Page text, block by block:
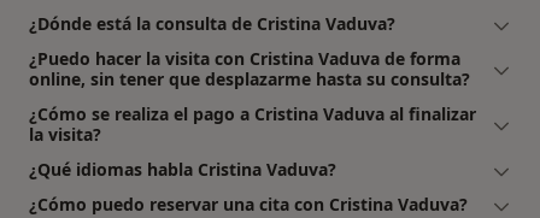
¿Dónde está la consulta de Cristina Vaduva?
¿Puedo hacer la visita con Cristina Vaduva de forma
online, sin tener que desplazarme hasta su consulta?
¿Cómo se realiza el pago a Cristina Vaduva al finalizar
la visita?
¿Qué idiomas habla Cristina Vaduva?
¿Cómo puedo reservar una cita con Cristina Vaduva?